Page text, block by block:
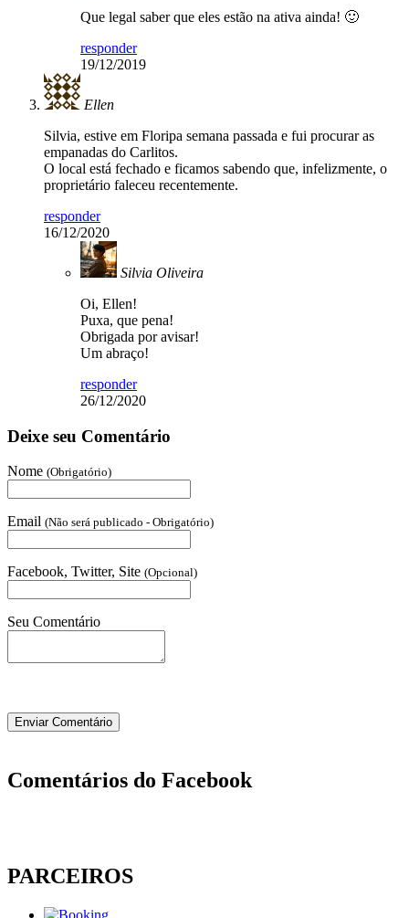
Que legal saber que eles estão na ativa ainda! 🙂
responder
19/12/2019
Ellen
Silvia, estive em Floripa semana passada e fui procurar as
empanadas do Carlitos.
O local está fechado e ficamos sabendo que, infelizmente, o
proprietário faleceu recentemente.
responder
16/12/2020
Silvia Oliveira
Oi, Ellen!
Puxa, que pena!
Obrigada por avisar!
Um abraço!
responder
26/12/2020
Deixe seu Comentário
Nome (Obrigatório)
Email (Não será publicado - Obrigatório)
Facebook, Twitter, Site (Opcional)
Seu Comentário
Comentários do Facebook
PARCEIROS